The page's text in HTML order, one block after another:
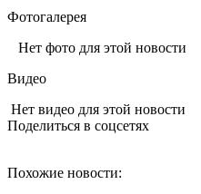
Фотогалерея
Нет фото для этой новости
Видео
Нет видео для этой новости
Поделиться в соцсетях
Похожие новости: